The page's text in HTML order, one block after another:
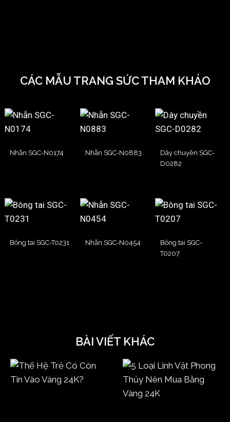
CÁC MẪU TRANG SỨC THAM KHẢO
Nhẫn SGC-N0174 Nhẫn SGC-N0883
Dây chuyền SGC-
D0282
Bông tai SGC-T0231 Nhẫn SGC-N0454
Bông tai SGC-
T0207
BÀI VIẾT KHÁC